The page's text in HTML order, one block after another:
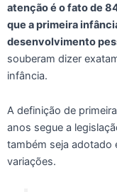
atenção é o fato de
que a primeira
desenvolvimento
souberam dizer
infância.
A definição de
anos segue a
também seja adotado
variações.